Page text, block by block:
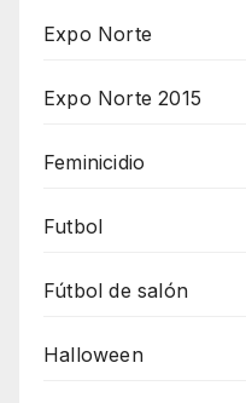
Expo Norte
Expo Norte 2015
Feminicidio
Futbol
Fútbol de salón
Halloween